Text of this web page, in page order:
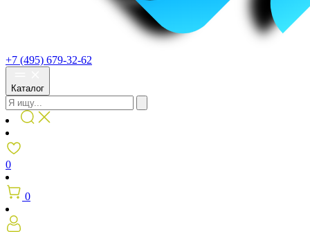
+7 (495) 679-32-62
Каталог
0
0